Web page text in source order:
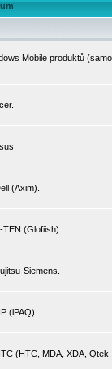
Mobile produktů
(Axim).
(Glofiish).
Siemens.
(iPAQ).
(HTC, MDA, XDA,